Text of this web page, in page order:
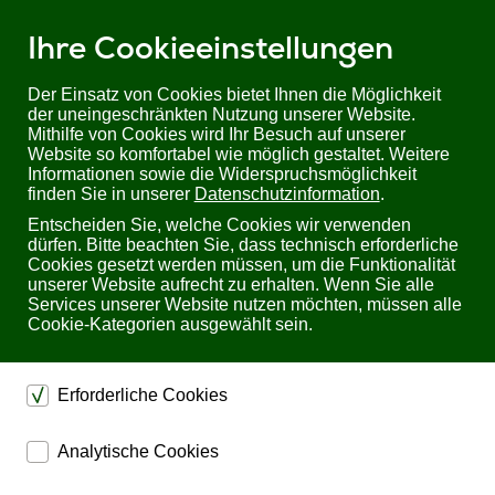
Ihre Cookieeinstellungen
Der Einsatz von Cookies bietet Ihnen die Möglichkeit
der uneingeschränkten Nutzung unserer Website.
Mithilfe von Cookies wird Ihr Besuch auf unserer
Website so komfortabel wie möglich gestaltet. Weitere
Informationen sowie die Widerspruchsmöglichkeit
finden Sie in unserer Datenschutzinformation.
Entscheiden Sie, welche Cookies wir verwenden
dürfen. Bitte beachten Sie, dass technisch erforderliche
Cookies gesetzt werden müssen, um die Funktionalität
unserer Website aufrecht zu erhalten. Wenn Sie alle
Services unserer Website nutzen möchten, müssen alle
Cookie-Kategorien ausgewählt sein.
Erforderliche Cookies
dienen dem technischen einwandfreien Betrieb unserer
Website.
Analytische Cookies
Sie befinden sich hier:Startseite Produkte
Videotechnik
DVI/HDMI Verlängerungen von
Smart-AVI